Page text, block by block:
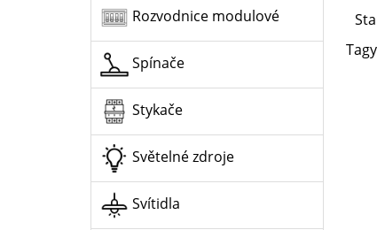
Rozvodnice modulové
Spínače
Stykače
Světelné zdroje
Svítidla